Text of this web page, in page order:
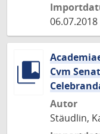
06.07.2018
Cvm
Autor
Stäudlin,